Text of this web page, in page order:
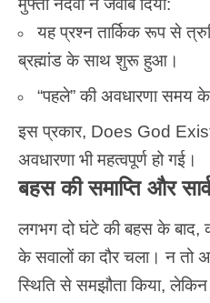
मुफ्ती नदवी ने जवाब दिया:
यह प्रश्न तार्किक रूप से
ब्रह्मांड के साथ शुरू हुआ।
“पहले” की अवधारणा समय के
इस प्रकार, Does God
अवधारणा भी महत्वपूर्ण हो गई।
बहस की समाप्ति और
लगभग दो घंटे की बहस के बाद,
के सवालों का दौर चला। न तो
स्थिति से समझौता किया,